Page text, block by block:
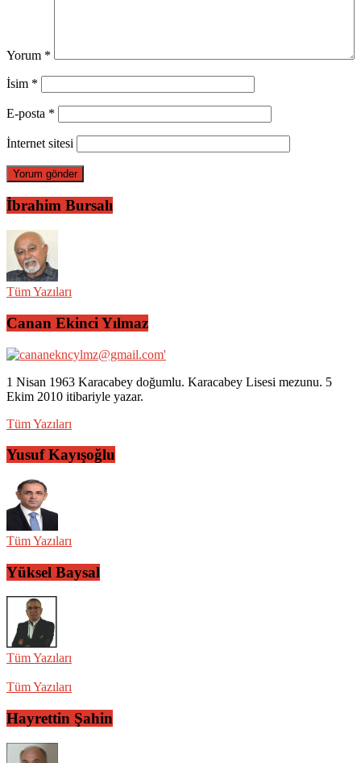
Yorum *
İsim *
E-posta *
İnternet sitesi
İbrahim Bursalı
Tüm Yazıları
Canan Ekinci Yılmaz
1 Nisan 1963 Karacabey doğumlu. Karacabey Lisesi mezunu. 5
Ekim 2010 itibariyle yazar.
Tüm Yazıları
Yusuf Kayışoğlu
Tüm Yazıları
Yüksel Baysal
Tüm Yazıları
Tüm Yazıları
Hayrettin Şahin